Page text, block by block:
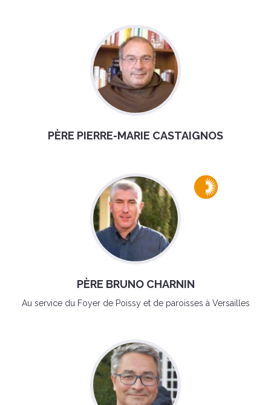
PÈRE PIERRE-MARIE CASTAIGNOS
PÈRE BRUNO CHARNIN
Au service du Foyer de Poissy et de paroisses à Versailles